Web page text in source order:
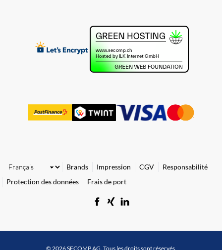
Brands Impression CGV
Responsabilité
Protection des données
Frais de port
© 2026 SECOMP AG. Tous les droits sont réservés.